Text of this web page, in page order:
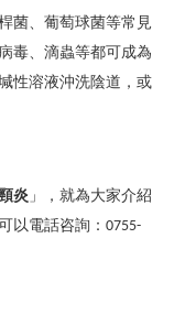
菌、葡萄球菌等常見
毒、滴蟲等都可成為
性溶液沖洗陰道，或
炎 」，就為大家介紹
以電話咨詢： 0755-